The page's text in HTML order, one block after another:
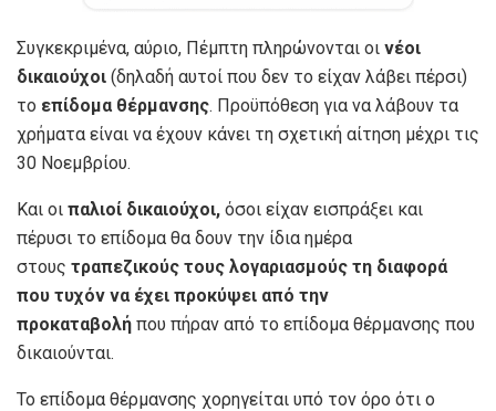
Συγκεκριμένα, αύριο, Πέμπτη πληρώνονται οι νέοι
δικαιούχοι (δηλαδή αυτοί που δεν το είχαν λάβει πέρσι)
το επίδομα θέρμανσης. Προϋπόθεση για να λάβουν τα
χρήματα είναι να έχουν κάνει τη σχετική αίτηση μέχρι τις
30 Νοεμβρίου.
Και οι παλιοί δικαιούχοι, όσοι είχαν εισπράξει και
πέρυσι το επίδομα θα δουν την ίδια ημέρα
στους τραπεζικούς τους λογαριασμούς τη διαφορά
που τυχόν να έχει προκύψει από την
προκαταβολή που πήραν από το επίδομα θέρμανσης που
δικαιούνται.
Το επίδομα θέρμανσης χορηγείται υπό τον όρο ότι ο